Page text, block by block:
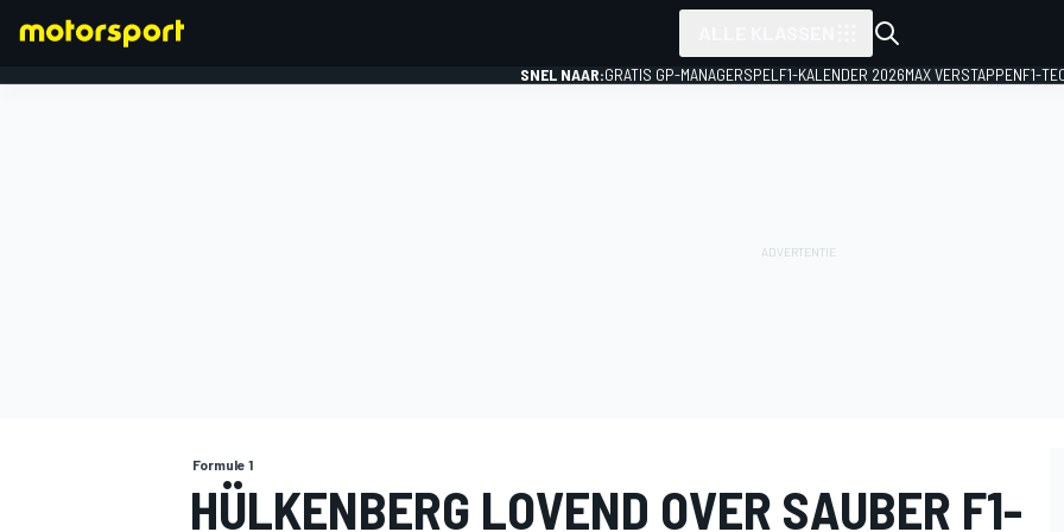
SNEL NAAR:GRATIS GP-MANAGERSPEL F1-KALENDER 2026MAX VERSTAPPENF1-
Formule 1
HÜLKENBERG LOVEND OVER SAUBER F1-